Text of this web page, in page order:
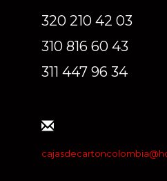
320 210 42 03
310 816 60 43
311 447 96 34